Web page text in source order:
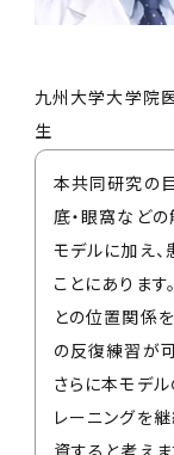
九州大学大学院
生
本共同研究の
底・眼窩など
モデルに加え
ことにあります
との位置関係
の反復練習が
さらに本モデ
レーニングを